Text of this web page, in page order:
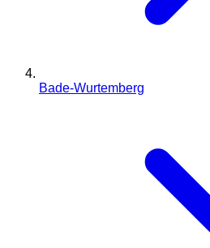
Bade-Wurtemberg